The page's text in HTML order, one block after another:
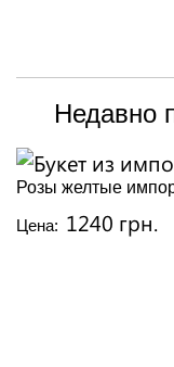
Недавно
Розы желтые
Цена: 1240 грн.